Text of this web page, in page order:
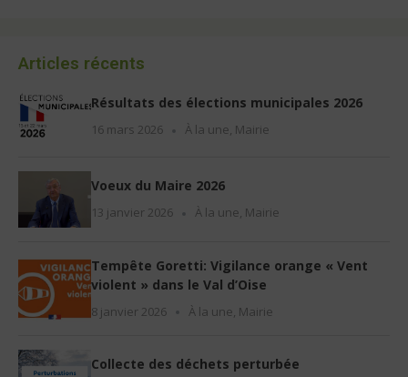
Articles récents
Résultats des élections municipales 2026
16 mars 2026 À la une, Mairie
Voeux du Maire 2026
13 janvier 2026 À la une, Mairie
Tempête Goretti: Vigilance orange « Vent
violent » dans le Val d’Oise
8 janvier 2026 À la une, Mairie
Collecte des déchets perturbée